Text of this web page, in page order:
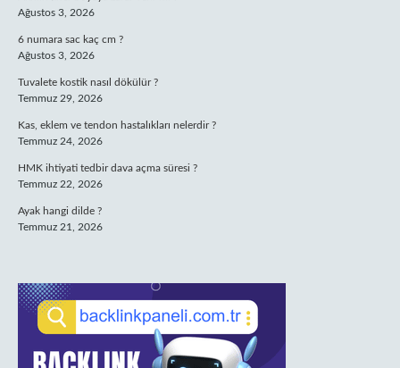
Ağustos 3, 2026
6 numara sac kaç cm ?
Ağustos 3, 2026
Tuvalete kostik nasıl dökülür ?
Temmuz 29, 2026
Kas, eklem ve tendon hastalıkları nelerdir ?
Temmuz 24, 2026
HMK ihtiyati tedbir dava açma süresi ?
Temmuz 22, 2026
Ayak hangi dilde ?
Temmuz 21, 2026